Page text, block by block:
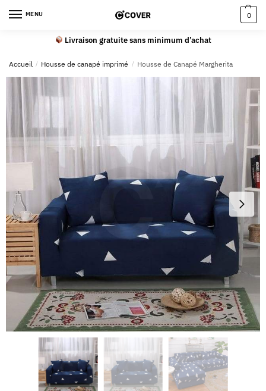
MENU 0
Livraison gratuite sans minimum d’achat
Accueil / Housse de canapé imprimé / Housse de Canapé Margherita